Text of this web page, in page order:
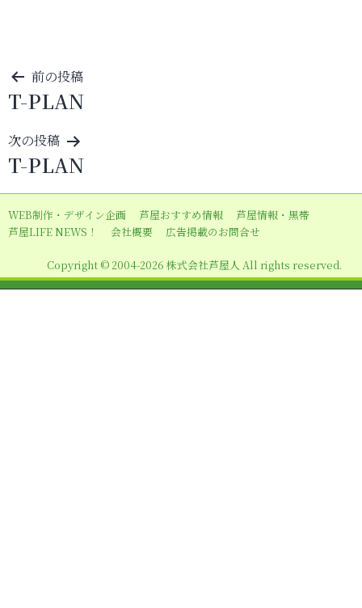
投
稿
ナ
ビ
ゲ
ー
シ
ン
前の投稿
T-PLAN
次の投稿
T-PLAN
WEB制作・デザイン企画 芦屋おすすめ情報
芦屋情報・黒帯
芦屋LIFE NEWS！
会社概要 広告掲載のお問合せ
Copyright © 2004-2026 株式会社芦屋人 All rights reserved.